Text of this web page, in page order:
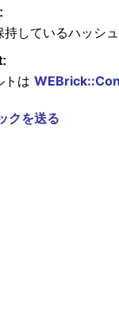
しているハッシュ
トは
クを送る